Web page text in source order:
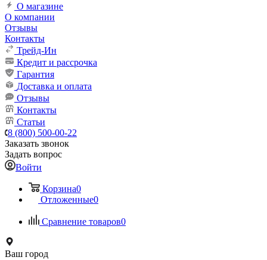
О магазине
О компании
Отзывы
Контакты
Трейд-Ин
Кредит и рассрочка
Гарантия
Доставка и оплата
Отзывы
Контакты
Статьи
8 (800) 500-00-22
Заказать звонок
Задать вопрос
Войти
Корзина0
Отложенные0
Сравнение товаров0
Ваш город